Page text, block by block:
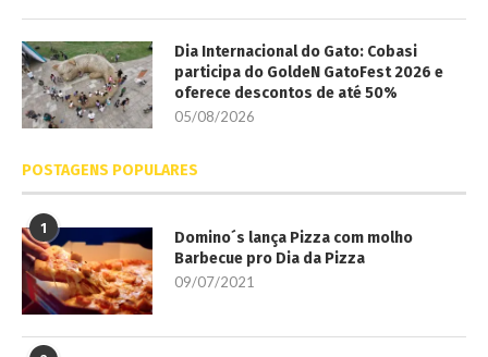
Dia Internacional do Gato: Cobasi
participa do GoldeN GatoFest 2026 e
oferece descontos de até 50%
05/08/2026
POSTAGENS POPULARES
1
Domino´s lança Pizza com molho
Barbecue pro Dia da Pizza
09/07/2021